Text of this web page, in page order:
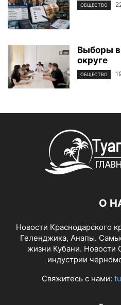
ОБЩЕСТВО
Выборы
округе
ОБЩЕСТВО
О
Новости Краснодарского
Геленджика, Анапы.
жизни Кубани. Новости
индустрии
Свяжитесь с нами: